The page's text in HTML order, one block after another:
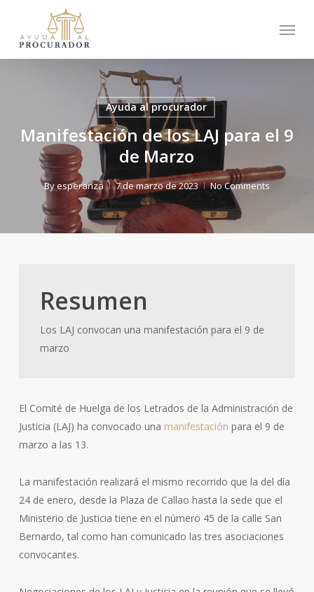
main
content
Menu
Ayuda al procurador
Manifestación de los LAJ para el 9
de Marzo
Byesperanza 7 de marzo de 2023 No Comments
Resumen
Los LAJ convocan una manifestación para el 9 de
marzo
El Comité de Huelga de los Letrados de la Administración de
Justicia (LAJ) ha convocado una manifestación para el 9 de
marzo a las 13.
La manifestación realizará el mismo recorrido que la del día
24 de enero, desde la Plaza de Callao hasta la sede que el
Ministerio de Justicia tiene en el número 45 de la calle San
Bernardo, tal como han comunicado las tres asociaciones
convocantes.